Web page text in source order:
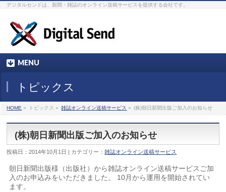
デジタルセンドは、新聞・雑誌のオンライン送稿サービスを提供する会社です。
MENU
トピックス
HOME » トピックス » 雑誌オンライン送稿サービス » (株)朝日新聞出版ご加入のお知らせ
(株)朝日新聞出版ご加入のお知らせ
投稿日：2014年10月1日 | カテゴリー：雑誌オンライン送稿サービス
朝日新聞出版様（出版社）から雑誌オンライン送稿サービスご加
入のお申込みをいただきました。 10月から運用を開始されてい
ます。